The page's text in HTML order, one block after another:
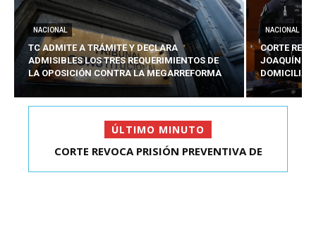
NACIONAL
TC ADMITE A TRÁMITE Y DECLARA
ADMISIBLES LOS TRES REQUERIMIENTOS DE
LA OPOSICIÓN CONTRA LA MEGARREFORMA
NACIONAL
CORTE
JOAQUÍN
ÚLTIMO MINUTO
CASO FIDEL ESPINOZA: SENADO PIDE “EVITAR
CORTE REVOCA PRISIÓN PREVENTIVA DE